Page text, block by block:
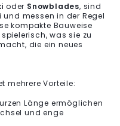
oder Snowblades, sind
messen in der Regel
kompakte Bauweise
was sie zu
die ein neues
mehrere Vorteile:
Länge ermöglichen
und enge